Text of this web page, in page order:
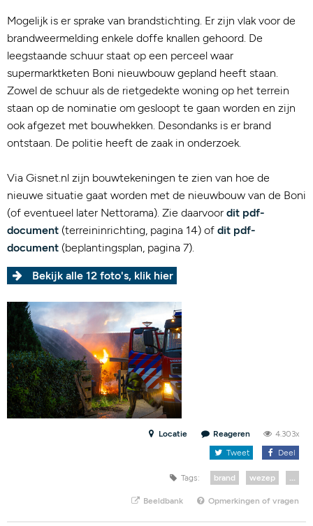
Mogelijk is er sprake van brandstichting. Er zijn vlak voor de
brandweermelding enkele doffe knallen gehoord. De
leegstaande schuur staat op een perceel waar
supermarktketen Boni nieuwbouw gepland heeft staan.
Zowel de schuur als de rietgedekte woning op het terrein
staan op de nominatie om gesloopt te gaan worden en zijn
ook afgezet met bouwhekken. Desondanks is er brand
ontstaan. De politie heeft de zaak in onderzoek.
Via Gisnet.nl zijn bouwtekeningen te zien van hoe de
nieuwe situatie gaat worden met de nieuwbouw van de Boni
(of eventueel later Nettorama). Zie daarvoor dit pdf-
document (terreininrichting, pagina 14) of dit pdf-
document (beplantingsplan, pagina 7).
Bekijk alle 12 foto's, klik hier
Locatie Reageren
4.303x
Tweet
Deel
Tags: brand wezep ...
Beeldbank Opmerkingen of vragen